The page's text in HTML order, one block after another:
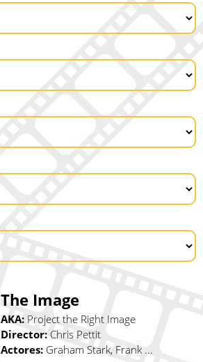
The Image
AKA:Project the Right Image
Director:Chris Pettit
Actores: Graham Stark, Frank ...